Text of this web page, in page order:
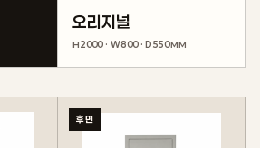
오리지널
H2000 · W800 · D550MM
후면